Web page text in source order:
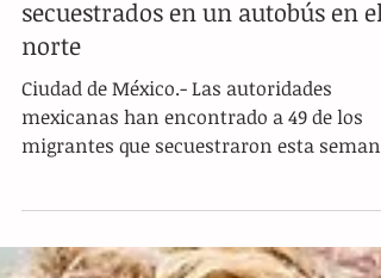
Hallados 49 migrantes
secuestrados en un autobús en el
norte
mexicanas han encontrado a 49 de los
migrantes que secuestraron esta semana
en un autobús en el...